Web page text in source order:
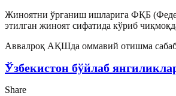
Жиноятни ўрганиш ишларига ФҚБ
этилган жиноят сифатида кўриб
Аввалроқ АҚШда оммавий отишма
Ўзбекистон бўйлаб
Share